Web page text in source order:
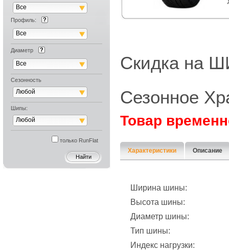
Все
Профиль:
Все
Диаметр
Все
Сезонность
Любой
Шипы:
Любой
только RunFlat
Скидка на
Сезонное
Товар
Характеристики Описание
Ширина шины:
Высота шины:
Диаметр шины:
Тип шины:
Индекс нагрузки: